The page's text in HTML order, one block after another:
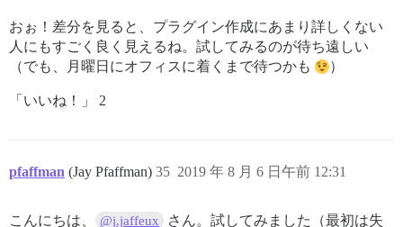
おぉ！差分を見ると、プラグイン作成にあまり詳しくない
人にもすごく良く見えるね。試してみるのが待ち遠しい
（でも、月曜日にオフィスに着くまで待つかも
）
「いいね！」 2
pfaffman (Jay Pfaffman) 2019 年 8 月 6 日午前 12:31
35
こんにちは、 @j.jaffeux さん。試してみました（最初は失